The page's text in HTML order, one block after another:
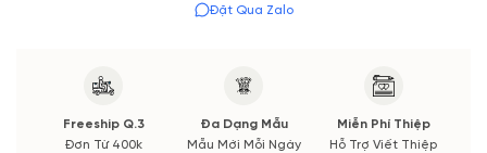
Đặt Qua Zalo
Freeship Q.3
Đơn Từ 400k
Đa Dạng Mẫu
Mẫu Mới Mỗi Ngày
Miễn Phí Thiệp
Hỗ Trợ Viết Thiệp